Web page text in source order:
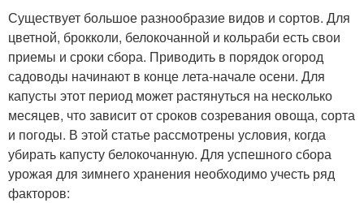
Существует большое разнообразие видов и сортов. Для
цветной, брокколи, белокочанной и кольраби есть свои
приемы и сроки сбора. Приводить в порядок огород
садоводы начинают в конце лета-начале осени. Для
капусты этот период может растянуться на несколько
месяцев, что зависит от сроков созревания овоща, сорта
и погоды. В этой статье рассмотрены условия, когда
убирать капусту белокочанную. Для успешного сбора
урожая для зимнего хранения необходимо учесть ряд
факторов: